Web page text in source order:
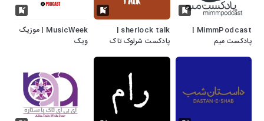
MimmPodcast |
پادکست میم
sherlock talk |
پادکست شرلوک تاک
MusicWeek | موزیک
ویک